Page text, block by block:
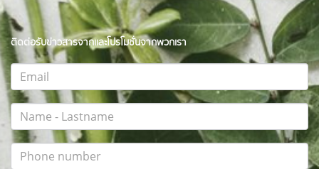
ติดต่อรับข่าวสารจากและโปรโมชั่นจากพวกเรา